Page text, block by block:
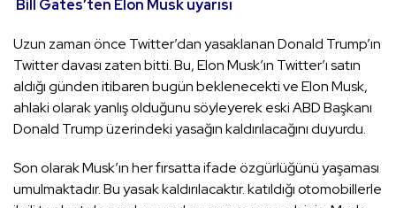
Bill Gates’ten Elon Musk uyarısı
Uzun zaman önce Twitter’dan yasaklanan Donald Trump’ın
Twitter davası zaten bitti. Bu, Elon Musk’ın Twitter’ı satın
aldığı günden itibaren bugün beklenecekti ve Elon Musk,
ahlaki olarak yanlış olduğunu söyleyerek eski ABD Başkanı
Donald Trump üzerindeki yasağın kaldırılacağını duyurdu.
Son olarak Musk’ın her fırsatta ifade özgürlüğünü yaşaması
umulmaktadır. Bu yasak kaldırılacaktır. katıldığı otomobillerle